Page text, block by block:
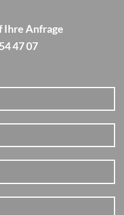
Ihre Anfrage
47 07